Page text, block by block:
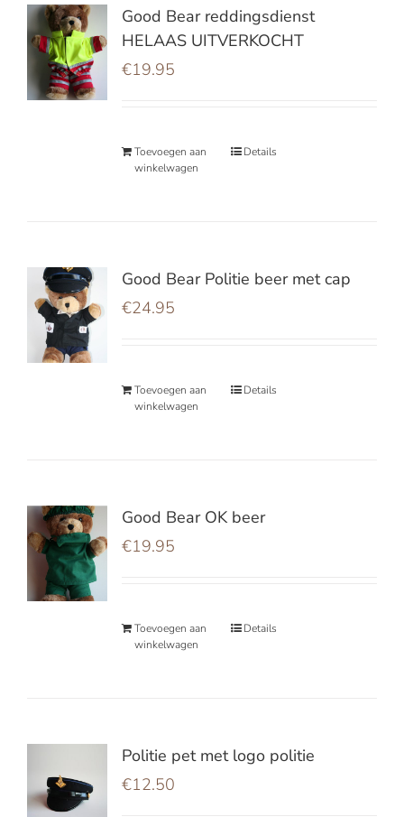
Good Bear reddingsdienst
HELAAS UITVERKOCHT
€19.95
Toevoegen aan
winkelwagen
Details
Good Bear Politie beer met cap
€24.95
Toevoegen aan
winkelwagen
Details
Good Bear OK beer
€19.95
Toevoegen aan
winkelwagen
Details
Politie pet met logo politie
€12.50